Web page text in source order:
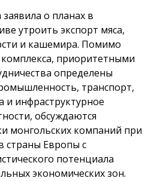
о планах в
утроить экспорт мяса,
и кашемира. Помимо
приоритетными
определены
транспорт,
и инфраструктурное
обсуждаются
монгольских компаний при
страны Европы с
потенциала
экономических зон.